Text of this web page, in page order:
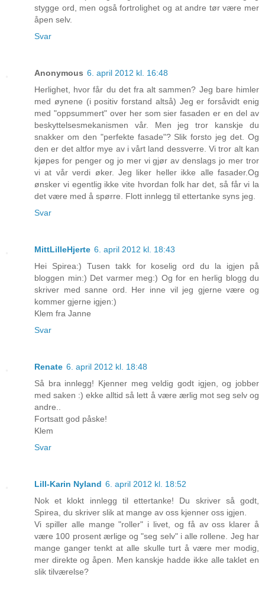
stygge ord, men også fortrolighet og at andre tør være mer
åpen selv.
Svar
Anonymous 6. april 2012 kl. 16:48
Herlighet, hvor får du det fra alt sammen? Jeg bare himler
med øynene (i positiv forstand altså) Jeg er forsåvidt enig
med "oppsummert" over her som sier fasaden er en del av
beskyttelsesmekanismen vår. Men jeg tror kanskje du
snakker om den "perfekte fasade"? Slik forsto jeg det. Og
den er det altfor mye av i vårt land dessverre. Vi tror alt kan
kjøpes for penger og jo mer vi gjør av denslags jo mer tror
vi at vår verdi øker. Jeg liker heller ikke alle fasader.Og
ønsker vi egentlig ikke vite hvordan folk har det, så får vi la
det være med å spørre. Flott innlegg til ettertanke syns jeg.
Svar
MittLilleHjerte 6. april 2012 kl. 18:43
Hei Spirea:) Tusen takk for koselig ord du la igjen på
bloggen min:) Det varmer meg:) Og for en herlig blogg du
skriver med sanne ord. Her inne vil jeg gjerne være og
kommer gjerne igjen:)
Klem fra Janne
Svar
Renate 6. april 2012 kl. 18:48
Så bra innlegg! Kjenner meg veldig godt igjen, og jobber
med saken :) ekke alltid så lett å være ærlig mot seg selv og
andre..
Fortsatt god påske!
Klem
Svar
Lill-Karin Nyland 6. april 2012 kl. 18:52
Nok et klokt innlegg til ettertanke! Du skriver så godt,
Spirea, du skriver slik at mange av oss kjenner oss igjen.
Vi spiller alle mange "roller" i livet, og få av oss klarer å
være 100 prosent ærlige og "seg selv" i alle rollene. Jeg har
mange ganger tenkt at alle skulle turt å være mer modig,
mer direkte og åpen. Men kanskje hadde ikke alle taklet en
slik tilværelse?